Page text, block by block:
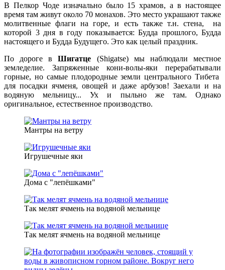
В Пелкор Чоде изначально было 15 храмов, а в настоящее
время там живут около 70 монахов. Это место украшают также
молитвенные флаги на горе, и есть также т.н. стена, на
которой 3 дня в году показывается: Будда прошлого, Будда
настоящего и Будда Будущего. Это как целый праздник.
По дороге вШигатце (Shigatse) мы наблюдали местное
земледелие. Запряженные кони-волы-яки перерабатывали
горные, но самые плодородные земли центрального Тибета
для посадки ячменя, овощей и даже арбузов! Заехали и на
водяную мельницу... Ух и пыльно же там. Однако
оригинальное, естественное производство.
Мантры на ветру
Игрушечные яки
Дома с "лепёшками"
Так мелят ячмень на водяной мельнице
Так мелят ячмень на водяной мельнице